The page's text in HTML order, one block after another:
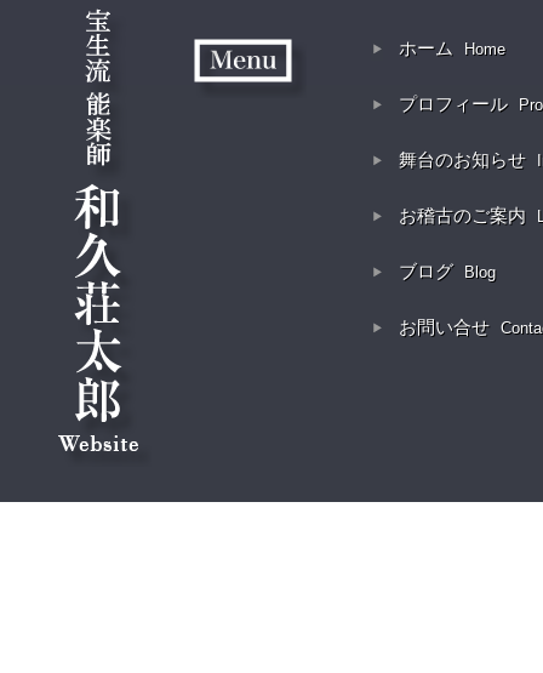
ホーム Home
プロフィール
舞台のお知らせ
お稽古のご案内
ブログ Blog
お問い合せ